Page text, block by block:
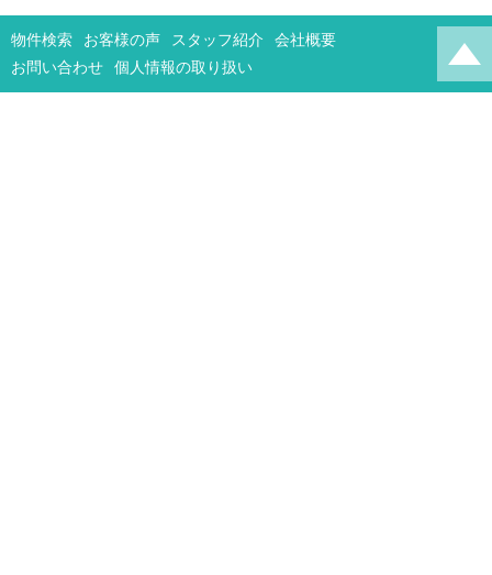
物件検索 お客様の声 スタッフ紹介
会社概要
お問い合わせ
個人情報の取り扱い